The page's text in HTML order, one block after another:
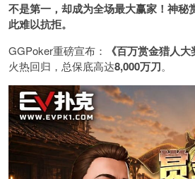
不是第一，却成为全场最大赢家！神秘
此难以抗拒。
GGPoker重磅宣布： 《百万赏金猎人大
火热回归，总保底高达8,000万刀。